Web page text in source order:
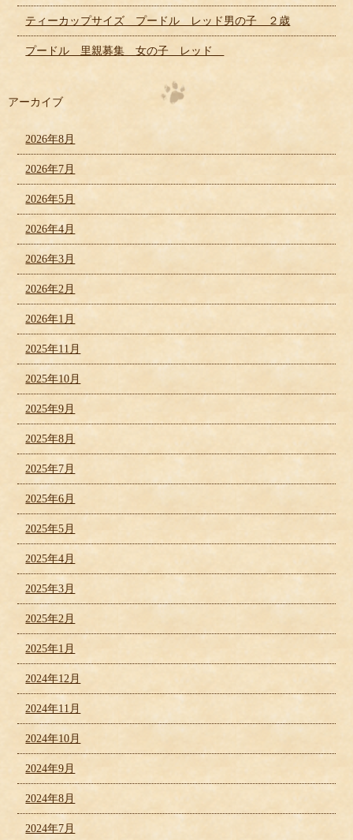
ティーカップサイズ プードル レッド男の子 ２歳
プードル 里親募集 女の子 レッド
アーカイブ
2026年8月
2026年7月
2026年5月
2026年4月
2026年3月
2026年2月
2026年1月
2025年11月
2025年10月
2025年9月
2025年8月
2025年7月
2025年6月
2025年5月
2025年4月
2025年3月
2025年2月
2025年1月
2024年12月
2024年11月
2024年10月
2024年9月
2024年8月
2024年7月